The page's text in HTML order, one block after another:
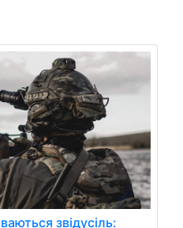
звідусіль: